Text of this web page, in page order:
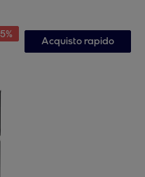
%
Acquisto rapido